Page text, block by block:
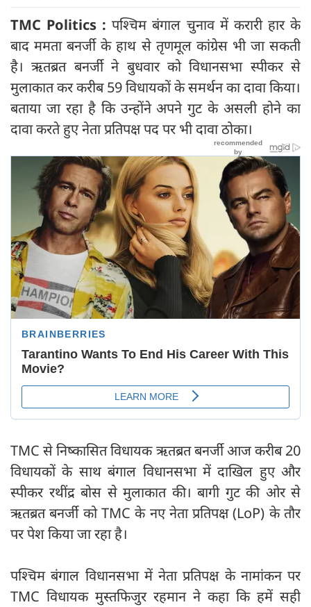
TMC Politics : पश्चिम बंगाल चुनाव में करारी हार के
बाद ममता बनर्जी के हाथ से तृणमूल कांग्रेस भी जा सकती
है। ऋतब्रत बनर्जी ने बुधवार को विधानसभा स्पीकर से
मुलाकात कर करीब 59 विधायकों के समर्थन का दावा किया।
बताया जा रहा है कि उन्होंने अपने गुट के असली होने का
दावा करते हुए नेता प्रतिपक्ष पद पर भी दावा ठोका।
TMC से निष्कासित विधायक ऋतब्रत बनर्जी आज करीब 20
विधायकों के साथ बंगाल विधानसभा में दाखिल हुए और
स्पीकर रथींद्र बोस से मुलाकात की। बागी गुट की ओर से
ऋतब्रत बनर्जी को TMC के नए नेता प्रतिपक्ष (LoP) के तौर
पर पेश किया जा रहा है।
पश्चिम बंगाल विधानसभा में नेता प्रतिपक्ष के नामांकन पर
TMC विधायक मुस्तफिजुर रहमान ने कहा कि हमें सही